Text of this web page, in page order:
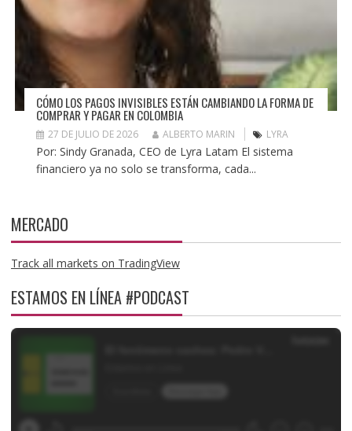
CÓMO LOS PAGOS INVISIBLES ESTÁN CAMBIANDO LA FORMA DE
COMPRAR Y PAGAR EN COLOMBIA
27 DE JULIO DE 2026 ALBERTO MARIN LYRA
Por: Sindy Granada, CEO de Lyra Latam El sistema
financiero ya no solo se transforma, cada...
MERCADO
Track all markets on TradingView
ESTAMOS EN LÍNEA #PODCAST